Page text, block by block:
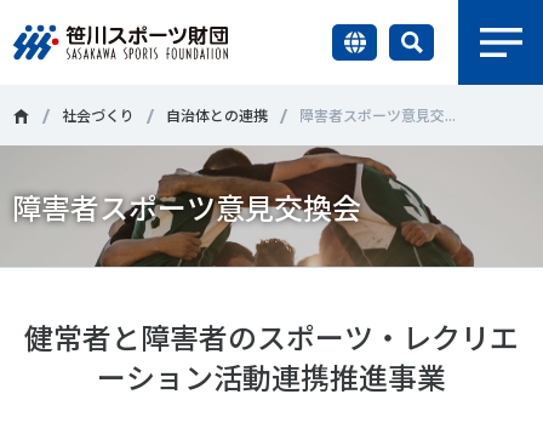
財団情報
研究員紹介
調査・研究
社会づくり
国際情報
＃誰が子どものスポーツをささえるのか ＃部活動
＃アクティブなまちづくり ＃日本人の身体活動と健康寿命
＃障害者スポーツ ＃スポーツ基本計画 ＃競技人口
＃高齢者スポーツ ＃差別とダイバーシティ
社会づくり 自治体との連携 障害者スポーツ意見交...
障害者スポーツ意見交換会
健常者と障害者のスポーツ・レクリエ
ーション活動連携推進事業